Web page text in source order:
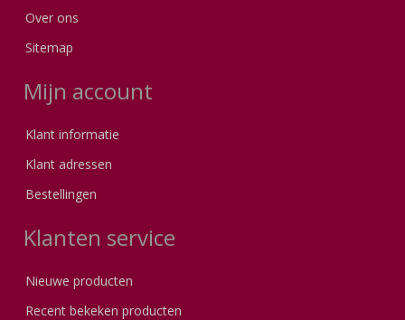
Over ons
Sitemap
Mijn account
Klant informatie
Klant adressen
Bestellingen
Klanten service
Nieuwe producten
Recent bekeken producten